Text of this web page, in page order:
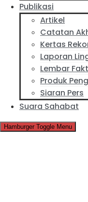
Publikasi
Artikel
Catatan
Kertas
Laporan
Lembar
Produk
Siaran Pers
Suara Sahabat
Hamburger Toggle Menu